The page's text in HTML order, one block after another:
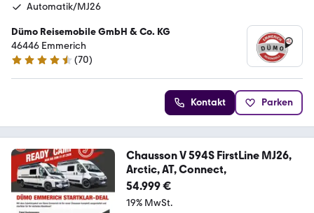
Automatik/MJ26
Dümo Reisemobile GmbH & Co. KG
46446 Emmerich
4.3 Sterne
(70)
Kontakt Parken
Chausson V 594S FirstLine MJ26,
Arctic, AT, Connect,
54.999 €
19% MwSt.